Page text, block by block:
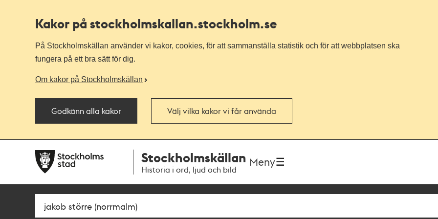
Kakor på stockholmskallan.stockholm.se
På Stockholmskällan använder vi kakor, cookies, för att sammanställa statistik och för att webbplatsen ska
fungera på ett bra sätt för dig.
Om kakor på Stockholmskällan
Godkänn alla kakor Välj vilka kakor vi får använda
navigationen
huvudinnehållet
Stockholmskällan
Historia i ord, ljud och bild
Meny
Sök